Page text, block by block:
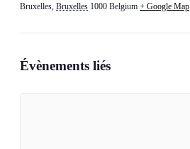
Bruxelles, Bruxelles 1000 Belgium + Google Map
Évènements liés